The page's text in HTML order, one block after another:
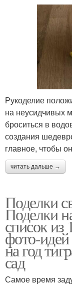
Рукоделие
на неусидчивых
броситься в
создания
главное, чтобы
читать дальше →
Поделки
Поделки
список из
фото-
на год
сад
Самое время